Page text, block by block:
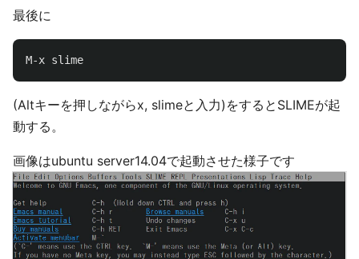
最後に
M-x slime
(Altキーを押しながらx, slimeと入力)をするとSLIMEが起
動する。
画像はubuntu server14.04で起動させた様子です